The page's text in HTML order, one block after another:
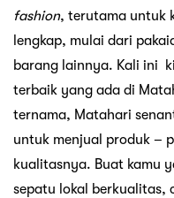
fashion, terutama untuk
lengkap, mulai dari
barang lainnya. Kali ini
terbaik yang ada di
ternama, Matahari
untuk menjual produk –
kualitasnya. Buat kamu
sepatu lokal berkualitas,